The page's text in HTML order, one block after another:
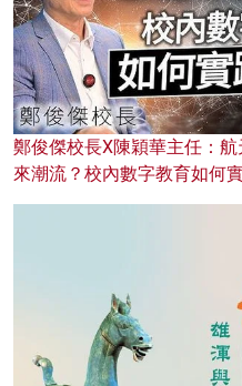
鄭俊傑校長X陳穎華主任：
來潮流？校內數字教育如何